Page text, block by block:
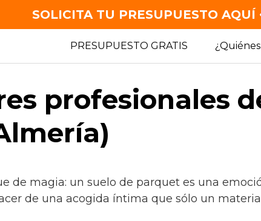
PRESUPUESTO GRATIS
profesionales
de magia: un suelo de parquet es una
de una acogida íntima que sólo un
SOLICITA TU PRESUPUESTO AQUÍ